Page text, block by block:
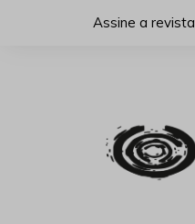
Assine a revista